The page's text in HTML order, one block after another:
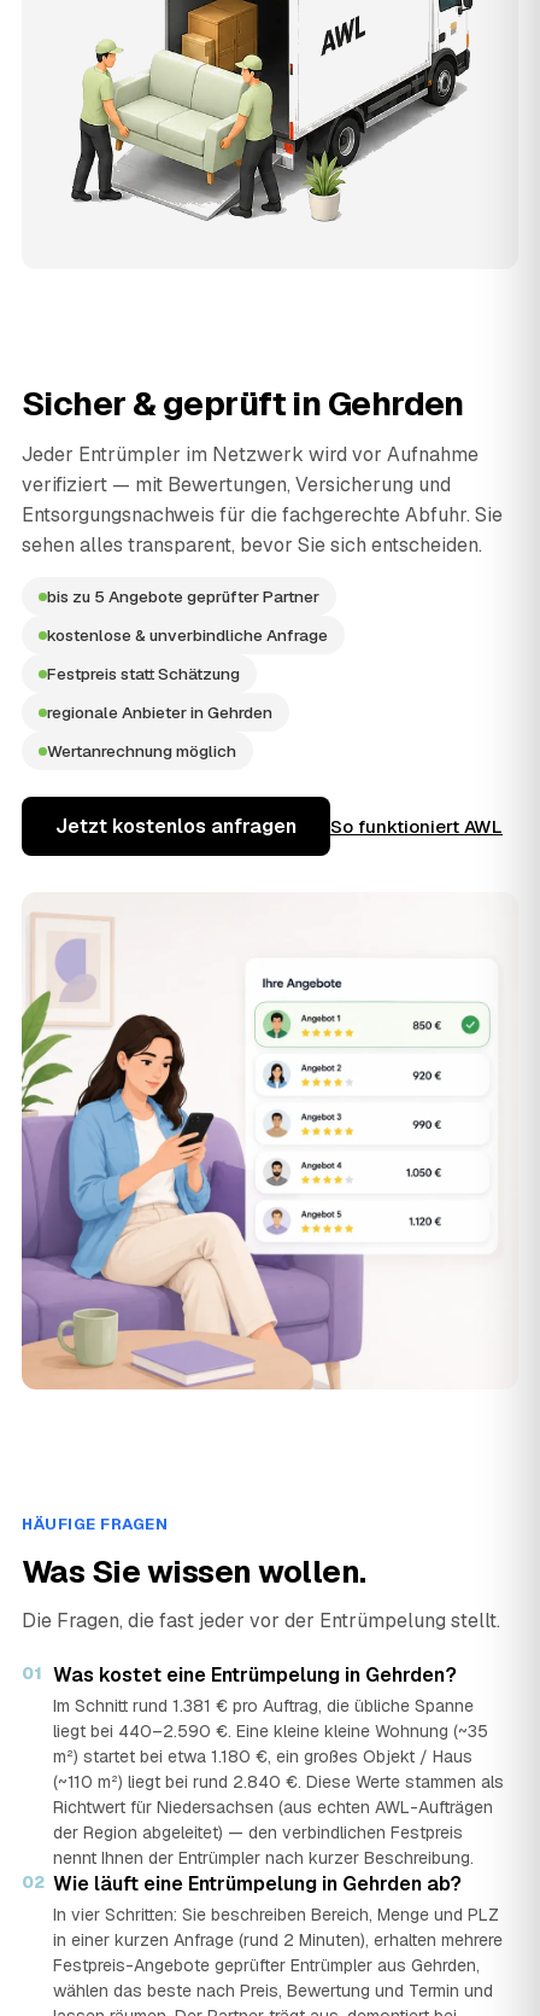
Sicher & geprüft inGehrden
Jeder Entrümpler im Netzwerk wird vor Aufnahme
verifiziert — mit Bewertungen, Versicherung und
Entsorgungsnachweis für die fachgerechte Abfuhr. Sie
sehen alles transparent, bevor Sie sich entscheiden.
bis zu 5 Angebote geprüfter Partner
kostenlose & unverbindliche Anfrage
Festpreis statt Schätzung
regionale Anbieter in Gehrden
Wertanrechnung möglich
Jetzt kostenlos anfragen So funktioniert AWL
HÄUFIGE FRAGEN
Was Sie wissen wollen.
Die Fragen, die fast jeder vor der Entrümpelung stellt.
01 Was kostet eine Entrümpelung in Gehrden?
Im Schnitt rund 1.381 € pro Auftrag, die übliche Spanne
liegt bei 440–2.590 €. Eine kleine kleine Wohnung (~35
m²) startet bei etwa 1.180 €, ein großes Objekt / Haus
(~110 m²) liegt bei rund 2.840 €. Diese Werte stammen als
Richtwert für Niedersachsen (aus echten AWL-Aufträgen
der Region abgeleitet) — den verbindlichen Festpreis
nennt Ihnen der Entrümpler nach kurzer Beschreibung.
02 Wie läuft eine Entrümpelung in Gehrden ab?
In vier Schritten: Sie beschreiben Bereich, Menge und PLZ
in einer kurzen Anfrage (rund 2 Minuten), erhalten mehrere
Festpreis-Angebote geprüfter Entrümpler aus Gehrden,
wählen das beste nach Preis, Bewertung und Termin und